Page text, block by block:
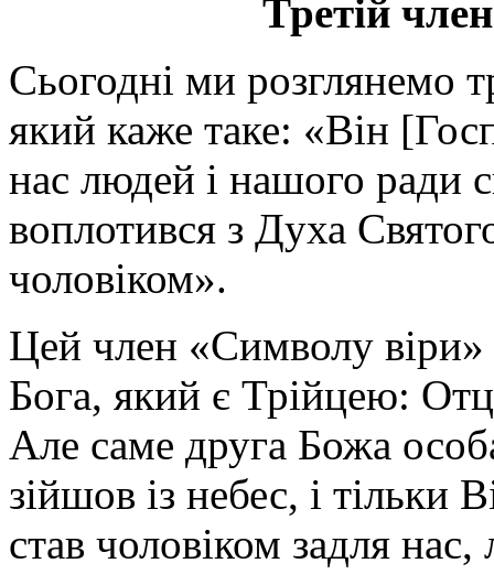
Третій
Сьогодні ми розглянемо
який каже таке: «Він
нас людей і нашого ради
воплотився з Духа
чоловіком».
Цей член «Символу
Бога, який є Трійцею:
Але саме друга Божа
зійшов із небес, і
став чоловіком задля